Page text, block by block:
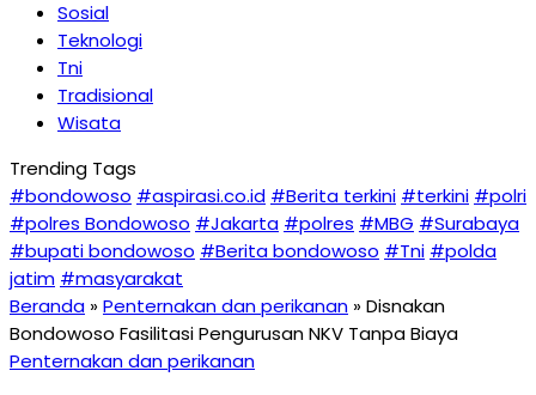
Sosial
Teknologi
Tni
Tradisional
Wisata
Trending Tags
#bondowoso #aspirasi.co.id #Berita terkini #terkini #polri
#polres Bondowoso #Jakarta #polres #MBG #Surabaya
#bupati bondowoso #Berita bondowoso #Tni #polda
jatim #masyarakat
Beranda »Penternakan dan perikanan »Disnakan
Bondowoso Fasilitasi Pengurusan NKV Tanpa Biaya
Penternakan dan perikanan